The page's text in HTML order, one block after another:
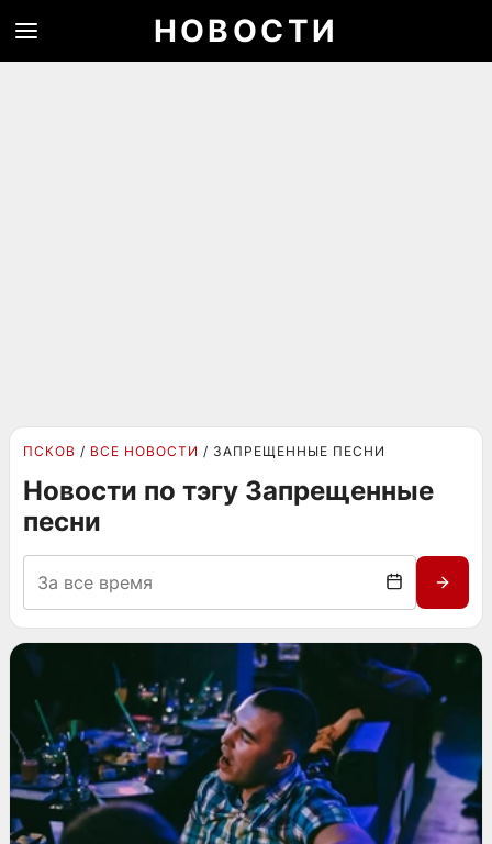
НОВОСТИ
ПСКОВ ВСЕ НОВОСТИ ЗАПРЕЩЕННЫЕ ПЕСНИ
Новости по тэгу Запрещенные
песни